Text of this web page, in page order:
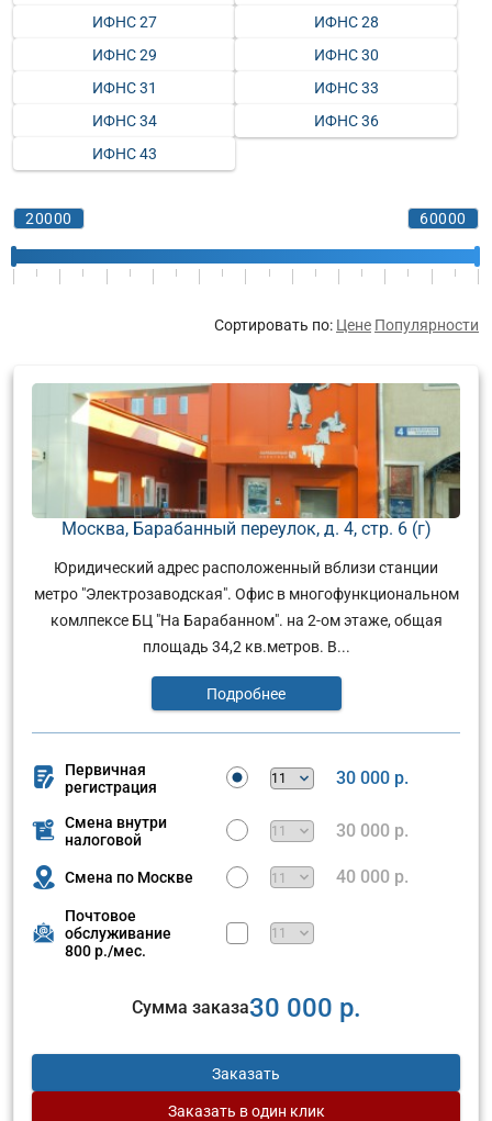
ИФНС 27
ИФНС 28
ИФНС 29
ИФНС 30
ИФНС 31
ИФНС 33
ИФНС 34
ИФНС 36
ИФНС 43
Сортировать по: Цене Популярности
Москва, Барабанный переулок, д. 4, стр. 6 (г)
Юридический адрес расположенный вблизи станции
метро "Электрозаводская". Офис в многофункциональном
комлпексе БЦ "На Барабанном". на 2-ом этаже, общая
площадь 34,2 кв.метров. В...
Подробнее
Первичная
регистрация
30 000 р.
Смена внутри
налоговой
30 000 р.
Смена по Москве 40 000 р.
Почтовое
обслуживание
800 р./мес.
Сумма заказа30 000 р.
Заказать
Заказать в один клик